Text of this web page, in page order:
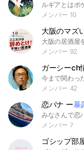
メンバー 10
メンバー 92
ガーシーch
メンバー 42
恋バナ ー暴
メンバー 7
ゴシップ部